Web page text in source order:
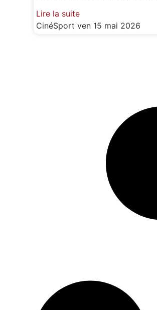
Lire la suite
CinéSportven 15 mai 2026